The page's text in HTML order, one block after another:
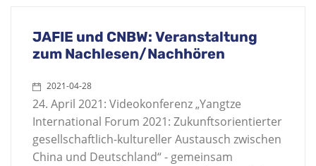
JAFIE und CNBW: Veranstaltung
zum Nachlesen/Nachhören
2021-04-28
24. April 2021: Videokonferenz „Yangtze
International Forum 2021: Zukunftsorientierter
gesellschaftlich-kultureller Austausch zwischen
China und Deutschland“ - gemeinsam